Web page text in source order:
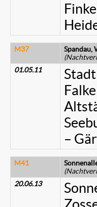
M37
Spandau,
01.05.11
–
M41
20.06.13